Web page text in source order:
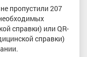
пропустили 207
справки) или QR-
справки)